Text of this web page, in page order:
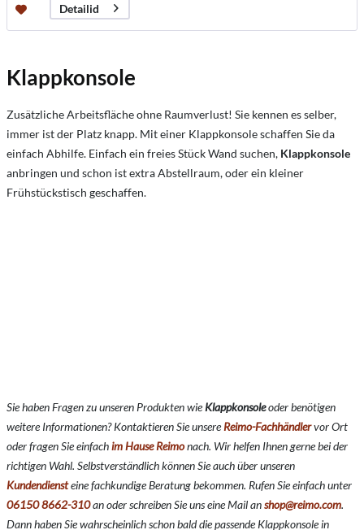
Detailid
Klappkonsole
Zusätzliche Arbeitsfläche ohne Raumverlust! Sie kennen es selber,
immer ist der Platz knapp. Mit einer Klappkonsole schaffen Sie da
einfach Abhilfe. Einfach ein freies Stück Wand suchen, Klappkonsole
anbringen und schon ist extra Abstellraum, oder ein kleiner
Frühstückstisch geschaffen.
Sie haben Fragen zu unseren Produkten wie Klappkonsoleoder benötigen
weitere Informationen? Kontaktieren Sie unsereReimo-Fachhändlervor Ort
oder fragen Sie einfachim Hause Reimonach. Wir helfen Ihnen gerne bei der
richtigen Wahl. Selbstverständlich können Sie auch über unseren
Kundendiensteine fachkundige Beratung bekommen. Rufen Sie einfach unter
06150 8662-310an oder schreiben Sie uns eine Mail anshop@reimo.com.
Dann haben Sie wahrscheinlich schon bald die passende Klappkonsole in